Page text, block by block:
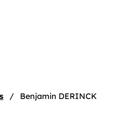
Benjamin DERINCK